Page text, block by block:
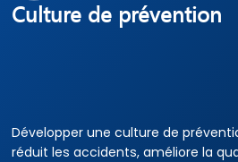
Culture de prévention
Développer une culture de
réduit les accidents, améliore la